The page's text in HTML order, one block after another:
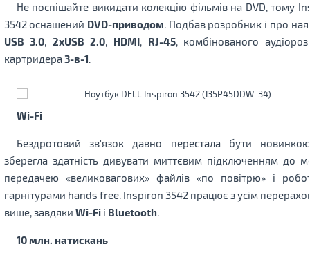
Не поспішайте викидати колекцію фільмів на DVD, тому
3542 оснащений DVD-приводом. Подбав розробник і про
USB 3.0, 2хUSB 2.0, HDMI, RJ-45, комбінованого
картридера3-в-1.
Wi-Fi
Бездротовий зв'язок давно перестала бути
зберегла здатність дивувати миттєвим підключенням до
передачею «великовагових» файлів «по повітрю» і
гарнітурами hands free. Inspiron 3542 працює з усім
вище, завдяки Wi-Fiі Bluetooth.
10 млн. натискань